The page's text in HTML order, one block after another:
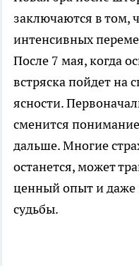
заключаются в том,
интенсивных
После 7 мая, когда
встряска пойдет на
ясности.
сменится
дальше. Многие
останется, может
ценный опыт и
судьбы.